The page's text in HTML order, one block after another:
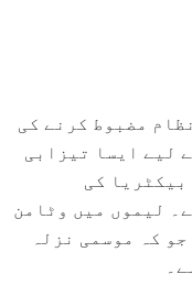
مضبوط کرنے کی
لیے ایسا تیزابی
کی
لیموں میں وٹامن
کہ موسمی نزلہ